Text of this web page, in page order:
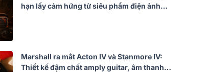
hạn lấy cảm hứng từ siêu phẩm điện ảnh
Marshall ra mắt Acton IV và Stanmore IV:
Thiết kế đậm chất amply guitar, âm thanh